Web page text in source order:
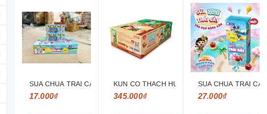
SUA CHUA TRAI CAY KUN HUONG TAO KEO BONG GON 110
17.000₫
KUN CO THACH HUONG NHO 110ML
345.000₫
SUA CHUA TRAI
27.000₫